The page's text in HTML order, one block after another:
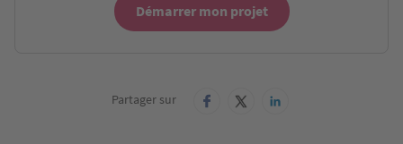
Démarrer mon projet
Partager sur